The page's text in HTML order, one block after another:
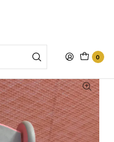
0
apartir de 70€